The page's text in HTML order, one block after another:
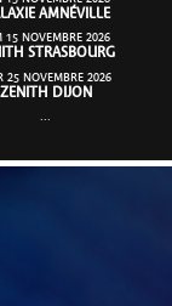
AMNÉVILLE
15 NOVEMBRE 2026
STRASBOURG
25 NOVEMBRE 2026
ZENITH DIJON